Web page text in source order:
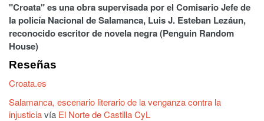
"Croata" es una obra supervisada por el Comisario Jefe de
la policía Nacional de Salamanca, Luis J. Esteban Lezáun,
reconocido escritor de novela negra (Penguin Random
House)
Reseñas
Croata.es
Salamanca, escenario literario de la venganza contra la
injusticiavía El Norte de Castilla CyL